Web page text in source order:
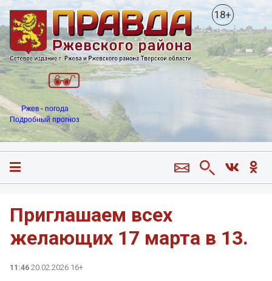
18+
Ржев - погода
Подробный прогноз
Приглашаем всех
желающих 17 марта в 13.
11:46 20.02.2026 16+